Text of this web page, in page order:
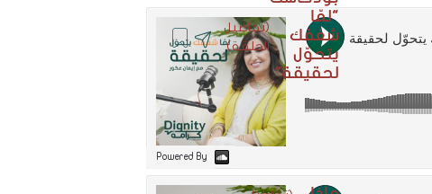
"لمّا
شغفك
يتحوّل
لحقيقة"
(تفاصيل
الحلقة)
Powered By